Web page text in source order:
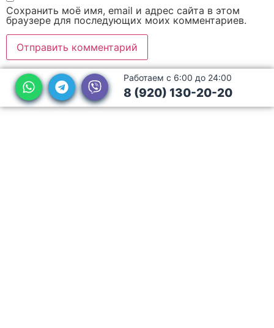
Сохранить моё имя, email и адрес сайта в этом
браузере для последующих моих комментариев.
Работаем с 6:00 до 24:00
8 (920) 130-20-20